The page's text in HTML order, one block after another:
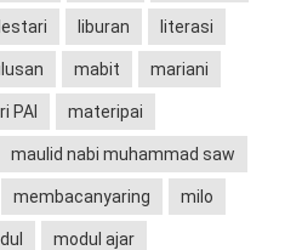
lestari liburan literasi
mabit mariani
PAI materipai
maulid nabi muhammad saw
membacanyaring milo
modul ajar